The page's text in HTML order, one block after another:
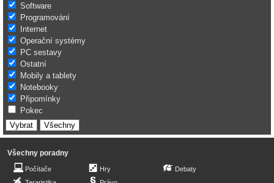
Software
Programování
Internet
Operační systémy
PC sestavy
Ostatní
Mobily a tablety
Notebooky
Připomínky
Pokec
Všechny poradny
Počítače
Hry
Debaty